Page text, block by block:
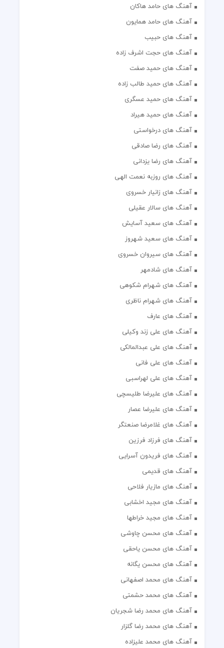
آهنگ های حامد هاکان
آهنگ های حامد همایون
آهنگ های حبیب
آهنگ های حجت اشرف زاده
آهنگ های حمید صفت
آهنگ های حمید طالب زاده
آهنگ های حمید عسگری
آهنگ های حمید هیراد
آهنگ های درخواستی
آهنگ های رضا صادقی
آهنگ های رضا یزدانی
آهنگ های روزبه نعمت الهی
آهنگ های زانیار خسروی
آهنگ های سالار عقیلی
آهنگ های سعید آسایش
آهنگ های سعید شهروز
آهنگ های سیروان خسروی
آهنگ های شادمهر
آهنگ های شهرام شکوهی
آهنگ های شهرام ناظری
آهنگ های عارف
آهنگ های علی زند وکیلی
آهنگ های علی عبدالمالکی
آهنگ های علی فانی
آهنگ های علی لهراسبی
آهنگ های علیرضا طلیسچی
آهنگ های علیرضا عصار
آهنگ های غلامرضا صنعتگر
آهنگ های فرزاد فرزین
آهنگ های فریدون آسرایی
آهنگ های قدیمی
آهنگ های مازیار فلاحی
آهنگ های مجید اخشابی
آهنگ های مجید خراطها
آهنگ های محسن چاوشی
آهنگ های محسن یاحقی
آهنگ های محسن یگانه
آهنگ های محمد اصفهانی
آهنگ های محمد حشمتی
آهنگ های محمد رضا شجریان
آهنگ های محمد رضا گلزار
آهنگ های محمد علیزاده